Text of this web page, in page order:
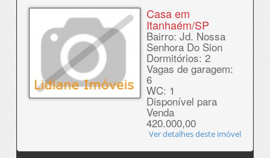
Casa em
Itanhaém/SP
Bairro: Jd. Nossa
Senhora Do Sion
Dormitórios: 2
Vagas de garagem:
6
WC: 1
Disponível para
Venda
420.000,00
Ver detalhes deste imóvel